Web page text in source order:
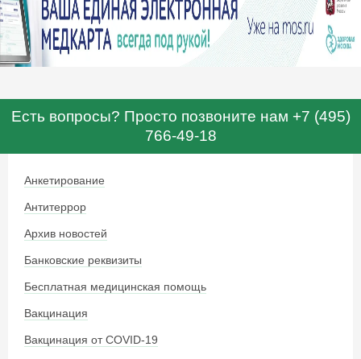
Есть вопросы? Просто позвоните нам +7 (495)
766-49-18
Анкетирование
Антитеррор
Архив новостей
Банковские реквизиты
Бесплатная медицинская помощь
Вакцинация
Вакцинация от COVID-19